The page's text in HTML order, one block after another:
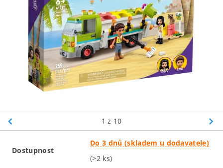
1 z 10
Dostupnost
Do 3 dnů (skladem u dodavatele)
(>2 ks)